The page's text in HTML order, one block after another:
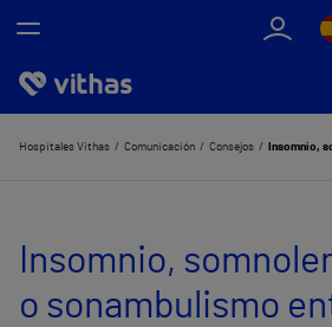
Nosotros
Servicios de salud
Equipo médico y asistencial
Hospitales Vithas Comunicación Consejos
Insomnio,
o sonambulismo